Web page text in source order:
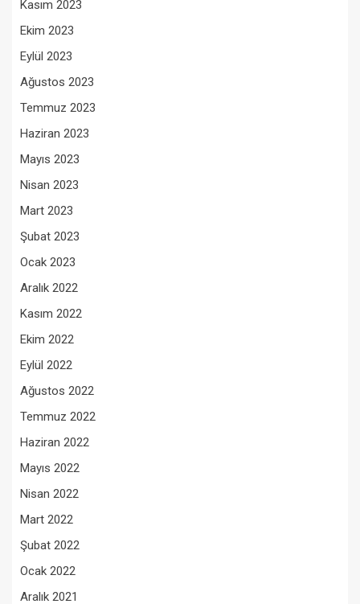
Kasım 2023
Ekim 2023
Eylül 2023
Ağustos 2023
Temmuz 2023
Haziran 2023
Mayıs 2023
Nisan 2023
Mart 2023
Şubat 2023
Ocak 2023
Aralık 2022
Kasım 2022
Ekim 2022
Eylül 2022
Ağustos 2022
Temmuz 2022
Haziran 2022
Mayıs 2022
Nisan 2022
Mart 2022
Şubat 2022
Ocak 2022
Aralık 2021